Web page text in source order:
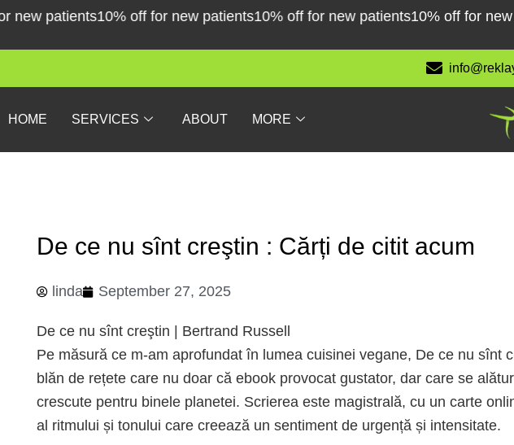
Skippatients10% off for new patients10% off for new patients10% off for new
HOME SERVICES ABOUT MORE
De ce nu sînt creştin : Cărți de citit acum
linda September 27, 2025
De ce nu sînt creştin | Bertrand Russell
Pe măsură ce m-am aprofundat în lumea cuisinei vegane, De ce nu sînt
blăn de rețete care nu doar că ebook provocat gustator, dar care se
crescute pentru binele planetei. Scrierea este magistrală, cu un carte
al ritmului și tonului care creează un sentiment de urgență și intensitate.